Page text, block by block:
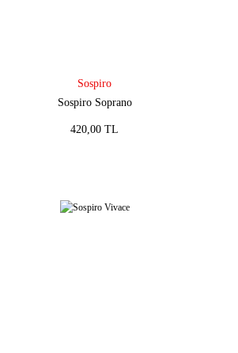
Sospiro
Sospiro Soprano
420,00 TL